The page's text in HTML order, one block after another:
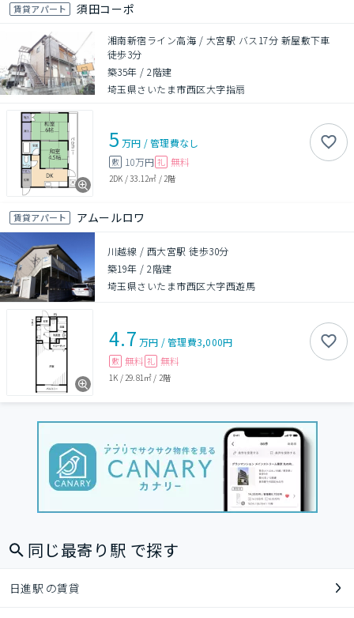
賃貸アパート 須田コーポ
湘南新宿ライン高海 / 大宮駅 バス17分 新屋敷下車
徒歩3分
築35年 /2階建
埼玉県さいたま市西区大字指扇
5 万円 /管理費なし
敷 10万円 礼 無料
2DK /33.12㎡ / 2階
賃貸アパート アムールロワ
川越線 / 西大宮駅 徒歩30分
築19年 /2階建
埼玉県さいたま市西区大字西遊馬
4.7 万円 /管理費3,000円
敷 無料 礼 無料
1K / 29.81㎡ / 2階
同じ最寄り駅 で探す
日進駅 の賃貸